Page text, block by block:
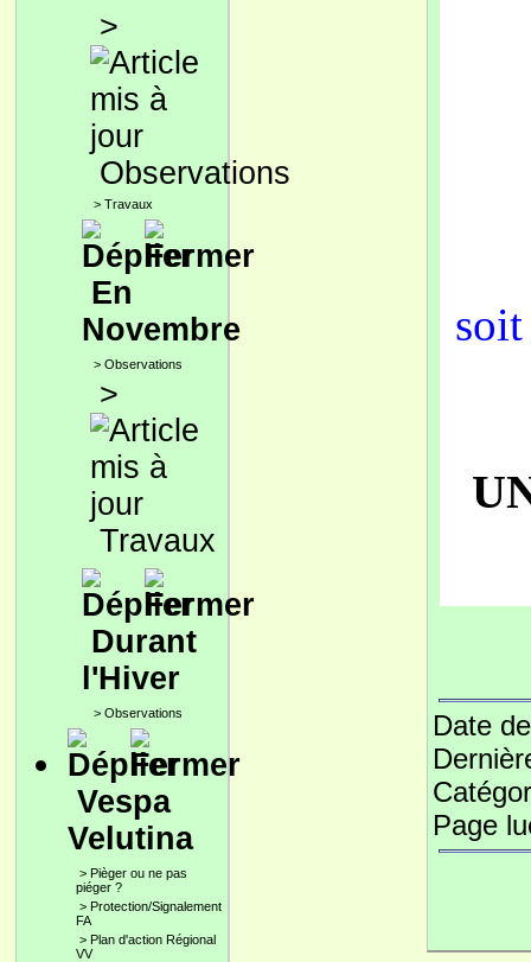
>
Observations
> Travaux
En
Novembre
> Observations
>
Travaux
Durant
l'Hiver
> Observations
Vespa
Velutina
> Pièger ou ne pas
piéger ?
> Protection/Signalement
FA
> Plan d'action Régional
VV
Date
Page